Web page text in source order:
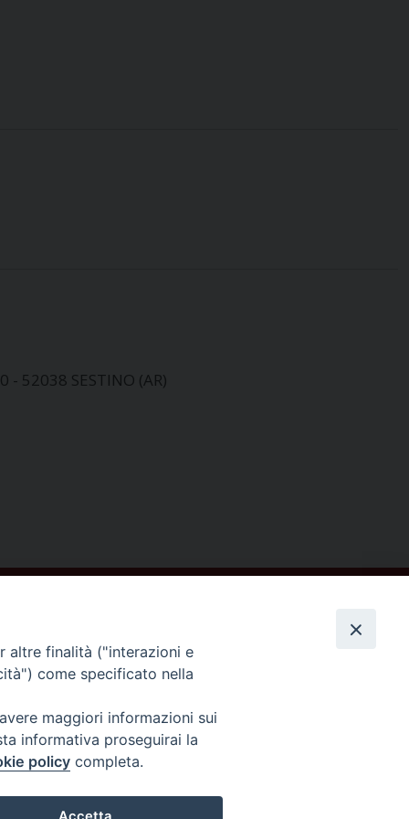
- 52038 SESTINO (AR)
Seguici su
altre finalità ("interazioni e
come specificato nella
maggiori informazioni sui
informativa proseguirai la
policy completa.